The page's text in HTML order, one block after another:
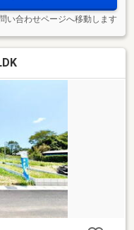
い合わせページへ移動します